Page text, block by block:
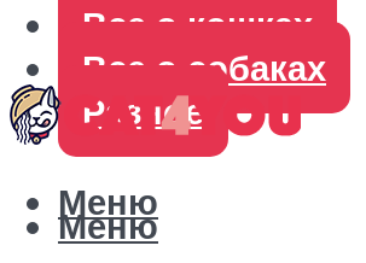
Все о кошках
Все о собаках
Разное
Меню
Меню